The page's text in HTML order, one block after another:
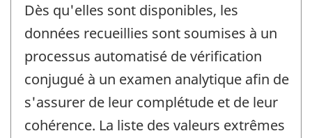
Dès qu'elles sont disponibles, les
données recueillies sont soumises à un
processus automatisé de vérification
conjugué à un examen analytique afin de
s'assurer de leur complétude et de leur
cohérence. La liste des valeurs extrêmes